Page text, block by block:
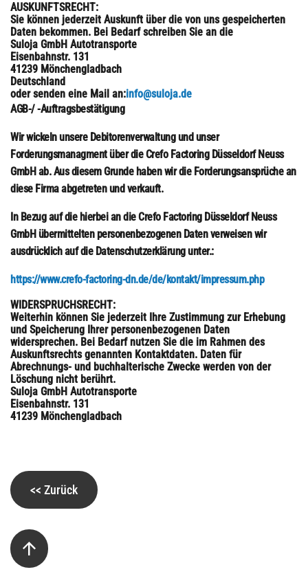
AUSKUNFTSRECHT:
Sie können jederzeit Auskunft über die von uns gespeicherten
Daten bekommen. Bei Bedarf schreiben Sie an die
Suloja GmbH Autotransporte
Eisenbahnstr. 131
41239 Mönchengladbach
Deutschland
oder senden eine Mail an:info@suloja.de
AGB-/ -Auftragsbestätigung
Wir wickeln unsere Debitorenverwaltung und unser
Forderungsmanagment über die Crefo Factoring Düsseldorf Neuss
GmbH ab. Aus diesem Grunde haben wir die Forderungsansprüche an
diese Firma abgetreten und verkauft.
In Bezug auf die hierbei an die Crefo Factoring Düsseldorf Neuss
GmbH übermittelten personenbezogenen Daten verweisen wir
ausdrücklich auf die Datenschutzerklärung unter.:
https://www.crefo-factoring-dn.de/de/kontakt/impressum.php
WIDERSPRUCHSRECHT:
Weiterhin können Sie jederzeit Ihre Zustimmung zur Erhebung
und Speicherung Ihrer personenbezogenen Daten
widersprechen. Bei Bedarf nutzen Sie die im Rahmen des
Auskunftsrechts genannten Kontaktdaten. Daten für
Abrechnungs- und buchhalterische Zwecke werden von der
Löschung nicht berührt.
Suloja GmbH Autotransporte
Eisenbahnstr. 131
41239 Mönchengladbach
<< Zurück